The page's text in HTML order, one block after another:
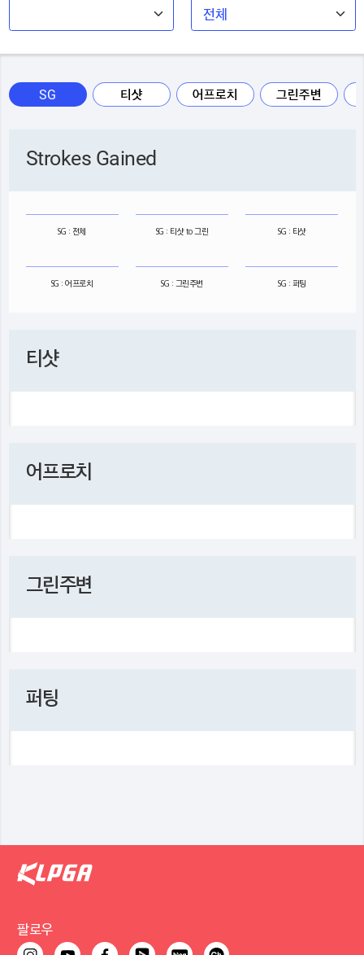
SG 티샷 어프로치 그린주변
Strokes Gained
SG : 전체 SG : 티샷 to 그린 SG : 티샷
SG : 어프로치 SG : 그린주변 SG : 퍼팅
티샷
어프로치
그린주변
퍼팅
팔로우